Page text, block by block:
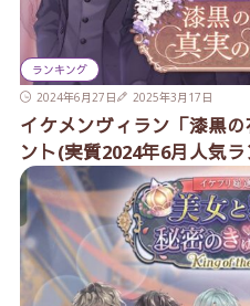
ランキング
2024年6月27日
2025年3月17日
イケメンヴィラン「漆黒
ント(実質2024年6月人気